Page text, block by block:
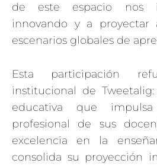
de este espacio nos
innovando y a proyectar
escenarios globales de
Esta participación
institucional de
educativa que
profesional de sus
excelencia en la
consolida su proyección